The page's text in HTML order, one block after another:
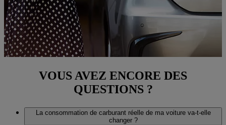
VOUS AVEZ ENCORE DES
QUESTIONS ?
La consommation de carburant réelle de ma voiture va-t-elle
changer ?